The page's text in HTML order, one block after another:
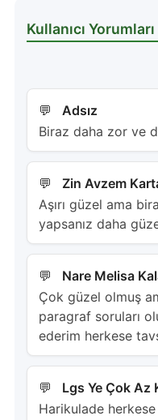
Kullanıcı Yorumları
Adsız
Biraz daha zor ve
Zin Avzem
Aşırı güzel ama
yapsanız daha
Nare Melisa
Çok güzel olmuş
paragraf soruları
ederim herkese
Lgs Ye Çok Az
Harikulade